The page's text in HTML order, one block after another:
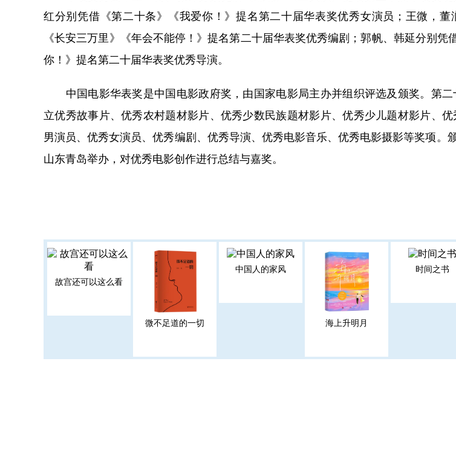
红分别凭借《第二十条》《我爱你！》提名第二十届华表奖优秀女演员；王微，董
《长安三万里》《年会不能停！》提名第二十届华表奖优秀编剧；郭帆、韩延分别凭
你！》提名第二十届华表奖优秀导演。
中国电影华表奖是中国电影政府奖，由国家电影局主办并组织评选及颁奖。第二
立优秀故事片、优秀农村题材影片、优秀少数民族题材影片、优秀少儿题材影片、
男演员、优秀女演员、优秀编剧、优秀导演、优秀电影音乐、优秀电影摄影等奖项。
山东青岛举办，对优秀电影创作进行总结与嘉奖。
故宫还可以这么看
微不足道的一切
中国人的家风
海上升明月
时间之书